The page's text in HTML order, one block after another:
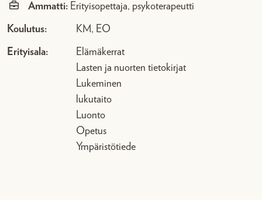
Ammatti: Erityisopettaja, psykoterapeutti
Koulutus: KM, EO
Erityisala:
Elämäkerrat
Lasten ja nuorten tietokirjat
Lukeminen
lukutaito
Luonto
Opetus
Ympäristötiede